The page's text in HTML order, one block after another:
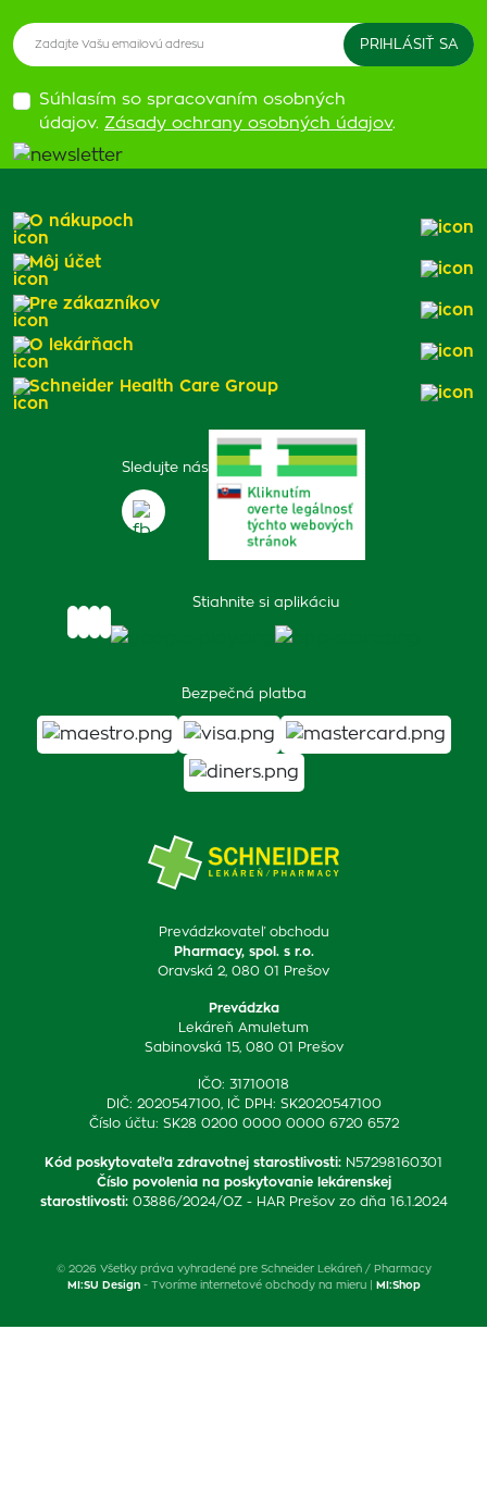
Súhlasím so spracovaním osobných
údajov. Zásady ochrany osobných údajov.
Prevádzkovateľ obchodu
Pharmacy, spol. s r.o.
Oravská 2, 080 01 Prešov
Prevádzka
Lekáreň Amuletum
Sabinovská 15, 080 01 Prešov
IČO: 31710018
DIČ: 2020547100, IČ DPH: SK2020547100
Číslo účtu: SK28 0200 0000 0000 6720 6572
Kód poskytovateľa zdravotnej starostlivosti: N57298160301
Číslo povolenia na poskytovanie lekárenskej
starostlivosti: 03886/2024/OZ - HAR Prešov zo dňa 16.1.2024
Sledujte nás
Stiahnite si aplikáciu
Bezpečná platba
O nákupoch
Môj účet
Pre zákazníkov
O lekárňach
Schneider Health Care Group
© 2026 Všetky práva vyhradené pre Schneider Lekáreň / Pharmacy
MI:SU Design- Tvoríme internetové obchody na mieru | MI:Shop